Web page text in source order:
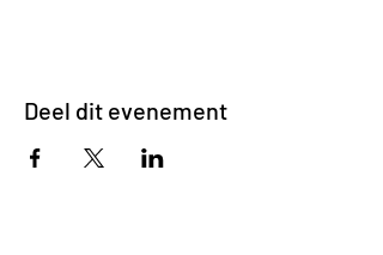
Deel dit evenement